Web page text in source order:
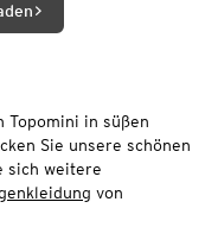
Topomini in süßen
Sie unsere schönen
sich weitere
von